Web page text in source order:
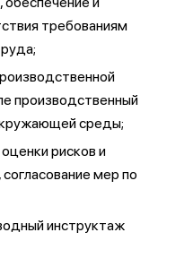
требованиям
производственный
среды;
рисков и
мер по
инструктаж